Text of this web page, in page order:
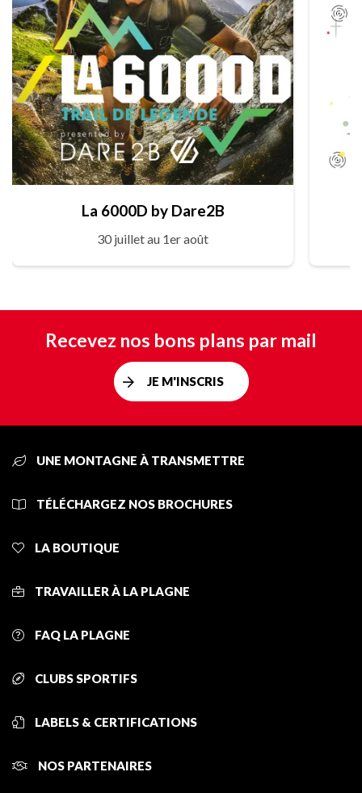
La 6000D by Dare2B
30 juillet au 1er août
Recevez nos bons plans par mail
JE M'INSCRIS
UNE MONTAGNE À TRANSMETTRE
TÉLÉCHARGEZ NOS BROCHURES
LA BOUTIQUE
TRAVAILLER À LA PLAGNE
FAQ LA PLAGNE
CLUBS SPORTIFS
LABELS & CERTIFICATIONS
NOS PARTENAIRES